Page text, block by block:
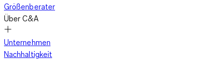
Größenberater
Über C&A
Unternehmen
Nachhaltigkeit